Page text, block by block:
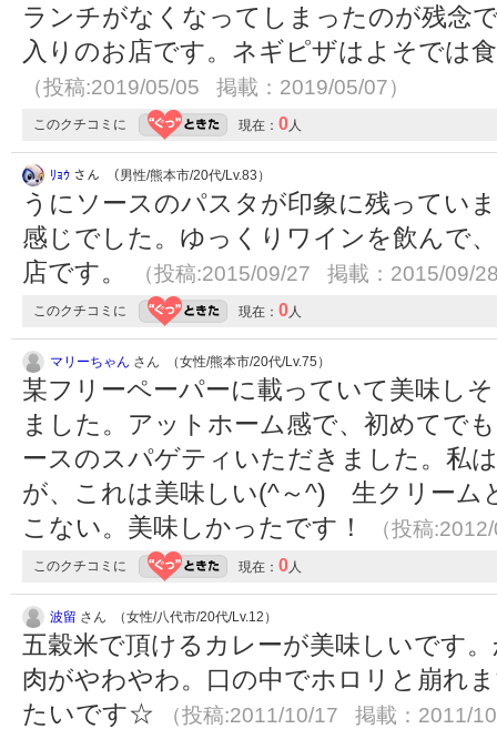
ランチがなくなってしまったのが残念
入りのお店です。ネギピザはよそでは
（投稿:2019/05/05 掲載：2019/05/07）
このクチコミに 現在： 0 人
ﾘｮｳ さん （男性/熊本市/20代/Lv.83）
うにソースのパスタが印象に残ってい
感じでした。ゆっくりワインを飲んで
店です。
（投稿:2015/09/27 掲載：2015/09/
このクチコミに 現在： 0 人
マリーちゃん さん （女性/熊本市/20代/Lv.75）
某フリーペーパーに載っていて美味し
ました。アットホーム感で、初めてで
ースのスパゲティいただきました。私
が、これは美味しい(^～^) 生クリーム
こない。美味しかったです！
（投稿
このクチコミに 現在： 0 人
波留 さん （女性/八代市/20代/Lv.12）
五穀米で頂けるカレーが美味しいです
肉がやわやわ。口の中でホロリと崩れ
たいです☆
（投稿:2011/10/17 掲載：2011/